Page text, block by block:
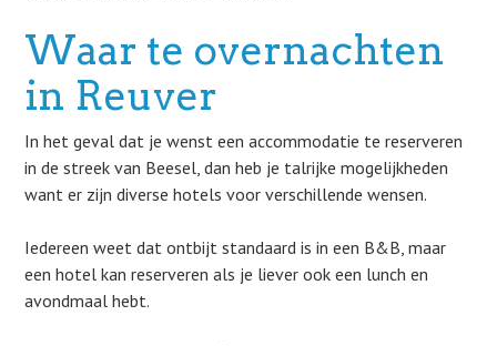
Waar te overnachten
in Reuver
In het geval dat je wenst een accommodatie te reserveren
in de streek van Beesel, dan heb je talrijke mogelijkheden
want er zijn diverse hotels voor verschillende wensen.
Iedereen weet dat ontbijt standaard is in een B&B, maar
een hotel kan reserveren als je liever ook een lunch en
avondmaal hebt.